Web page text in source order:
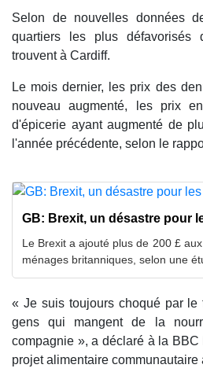
Selon de nouvelles données
quartiers les plus
trouvent à Cardiff.
Le mois dernier, les prix des
nouveau augmenté, les prix
d'épicerie ayant augmenté de
l'année précédente, selon le
GB: Brexit, un désastre pour
Le Brexit a ajouté plus de 200 £
ménages britanniques, selon une
« Je suis toujours choqué par
gens qui mangent de la
compagnie », a déclaré à la
projet alimentaire communautaire